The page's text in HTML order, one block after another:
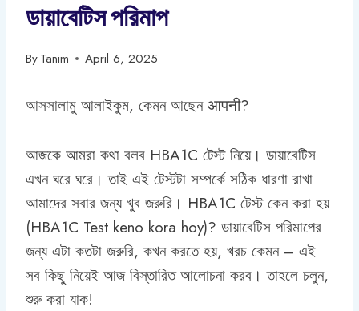
ডায়াবেটিস পরিমাপ
ByTanim April 6, 2025
আসসালামু আলাইকুম, কেমন আছেন आपनी?
আজকে আমরা কথা বলব HBA1C টেস্ট নিয়ে। ডায়াবেটিস
এখন ঘরে ঘরে। তাই এই টেস্টটা সম্পর্কে সঠিক ধারণা রাখা
আমাদের সবার জন্য খুব জরুরি। HBA1C টেস্ট কেন করা হয়
(HBA1C Test keno kora hoy)? ডায়াবেটিস পরিমাপের
জন্য এটা কতটা জরুরি, কখন করতে হয়, খরচ কেমন – এই
সব কিছু নিয়েই আজ বিস্তারিত আলোচনা করব। তাহলে চলুন,
শুরু করা যাক!